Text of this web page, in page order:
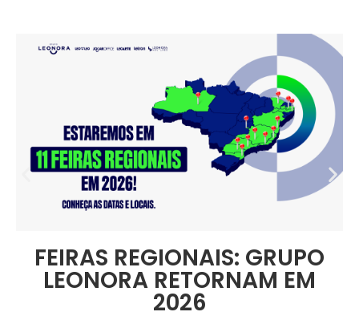
FEIRAS REGIONAIS: GRUPO
LEONORA RETORNAM EM
2026